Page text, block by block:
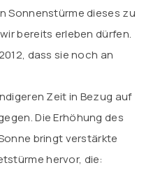
Sonnenstürme dieses zu
bereits erleben dürfen.
dass sie noch an
Zeit in Bezug auf
Die Erhöhung des
bringt verstärkte
hervor, die: